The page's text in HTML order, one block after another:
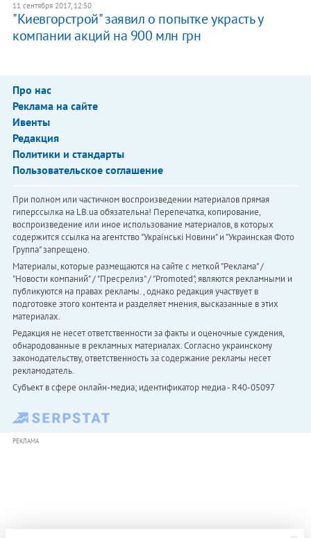
11 сентября 2017, 12:50
"Киевгорстрой" заявил о попытке украсть у
компании акций на 900 млн грн
Про нас
Реклама на сайте
Ивенты
Редакция
Политики и стандарты
Пользовательское соглашение
При полном или частичном воспроизведении материалов прямая
гиперссылка на LB.ua обязательна! Перепечатка, копирование,
воспроизведение или иное использование материалов, в которых
содержится ссылка на агентство "Українськi Новини" и "Украинская Фото
Группа" запрещено.
Материалы, которые размещаются на сайте с меткой "Реклама" /
"Новости компаний" / "Пресрелиз" / "Promoted", являются рекламными и
публикуются на правах рекламы. , однако редакция участвует в
подготовке этого контента и разделяет мнения, высказанные в этих
материалах.
Редакция не несет ответственности за факты и оценочные суждения,
обнародованные в рекламных материалах. Согласно украинскому
законодательству, ответственность за содержание рекламы несет
рекламодатель.
Субъект в сфере онлайн-медиа; идентификатор медиа - R40-05097
РЕКЛАМА